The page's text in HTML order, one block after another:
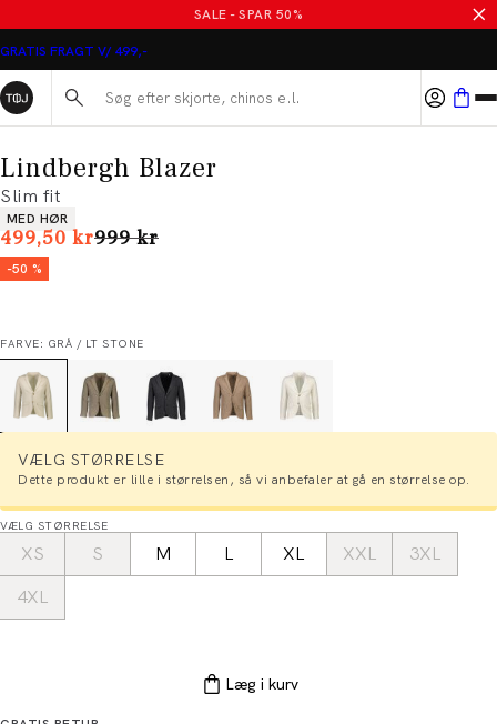
SALE - SPAR 50%
GRATIS FRAGT V/ 499,-
Søg her...
Lindbergh Blazer
Slim fit
Produkt egenskaber
MED HØR
499,50 krI alt (uden rabat)
999 kr
-50 %
FARVE: GRÅ / LT STONE
VÆLG STØRRELSE
Dette produkt er lille i størrelsen, så vi anbefaler at gå en størrelse op.
VÆLG STØRRELSE
XS S M L XL XXL
3XL
4XL
Læg i kurv